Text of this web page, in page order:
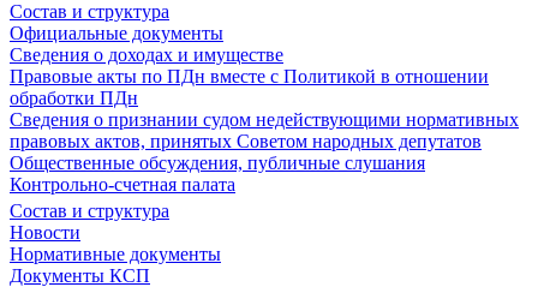
Состав и структура
Официальные документы
Сведения о доходах и имуществе
Правовые акты по ПДн вместе с Политикой в отношении
обработки ПДн
Сведения о признании судом недействующими нормативных
правовых актов, принятых Советом народных депутатов
Общественные обсуждения, публичные слушания
Контрольно-счетная палата
Состав и структура
Новости
Нормативные документы
Документы КСП